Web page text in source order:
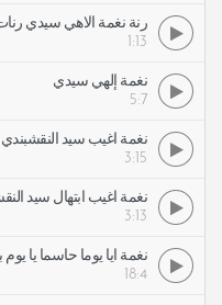
1:13
نغمة إلهي سيدي
5:7
نغمة أغيب سيد النقشبندي
3:15
نغمة أغيب ابتهال سيد
3:13
نغمة أيا يوما حاسما يا
18:4